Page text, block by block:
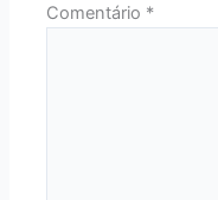
Comentário *